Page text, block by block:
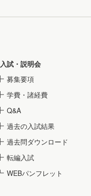
入試・説明会
募集要項
学費・諸経費
Q&A
過去の入試結果
過去問ダウンロード
転編入試
WEBパンフレット